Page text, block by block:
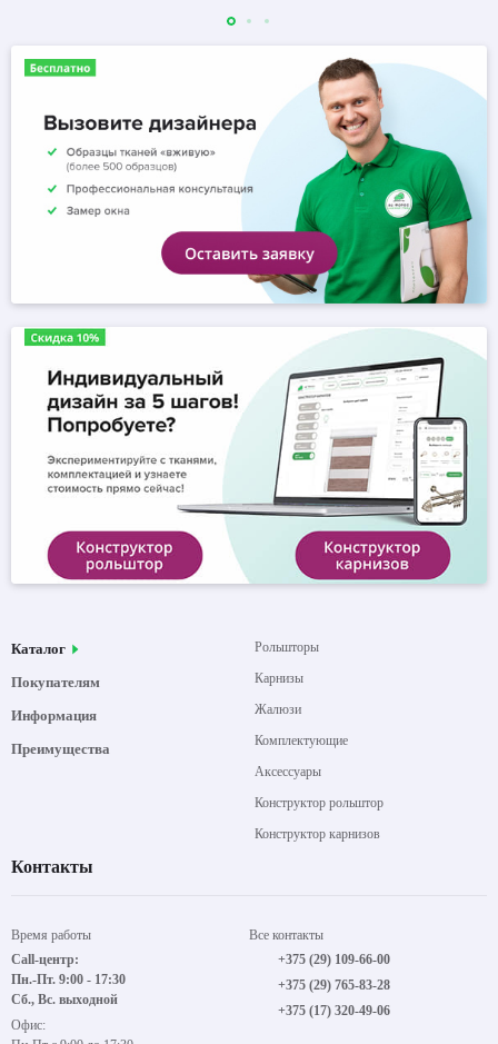
Каталог
Покупателям
Информация
Преимущества
Рольшторы
Карнизы
Жалюзи
Комплектующие
Аксессуары
Конструктор рольштор
Конструктор карнизов
Контакты
Время работы
Call-центр:
Пн.-Пт. 9:00 - 17:30
Сб., Вс. выходной
Офис:
Все контакты
+375 (29) 109-66-00
+375 (29) 765-83-28
+375 (17) 320-49-06